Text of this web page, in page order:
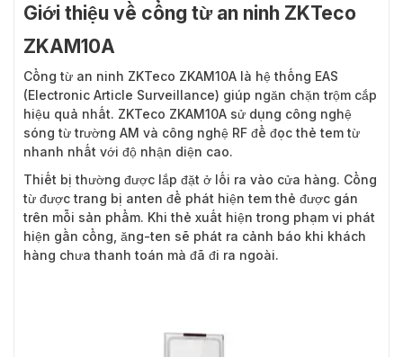
Giới thiệu về cổng từ an ninh ZKTeco
ZKAM10A
Cổng từ an ninh ZKTeco ZKAM10A là hệ thống EAS
(Electronic Article Surveillance) giúp ngăn chặn trộm cắp
hiệu quả nhất. ZKTeco ZKAM10A sử dụng công nghệ
sóng từ trường AM và công nghệ RF để đọc thẻ tem từ
nhanh nhất với độ nhận diện cao.
Thiết bị thường được lắp đặt ở lối ra vào cửa hàng. Cổng
từ được trang bị anten để phát hiện tem thẻ được gán
trên mỗi sản phẩm. Khi thẻ xuất hiện trong phạm vi phát
hiện gần cổng, ăng-ten sẽ phát ra cảnh báo khi khách
hàng chưa thanh toán mà đã đi ra ngoài.